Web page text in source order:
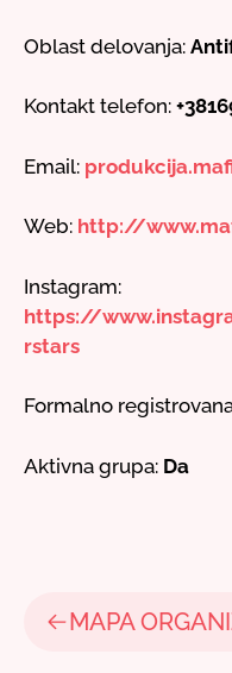
Oblast delovanja:
Kontakt telefon:
Email:
Web: http://
Instagram:
https://
rstars
Formalno
Aktivna grupa: Da
MAPA